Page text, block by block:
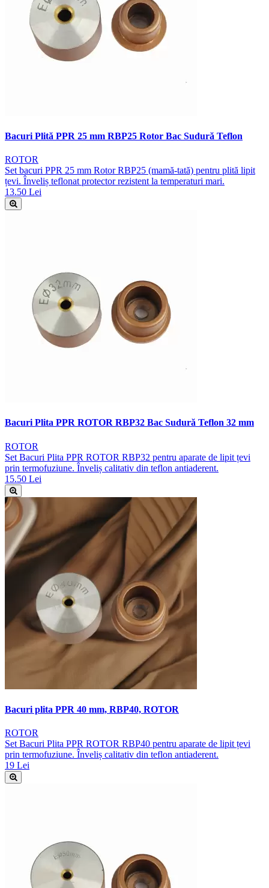
Bacuri Plită PPR 25 mm RBP25 Rotor Bac Sudură Teflon
ROTOR
Set bacuri PPR 25 mm Rotor RBP25 (mamă-tată) pentru plită lipit
țevi. Înveliș teflonat protector rezistent la temperaturi mari.
13.50 Lei
Bacuri Plita PPR ROTOR RBP32 Bac Sudură Teflon 32 mm
ROTOR
Set Bacuri Plita PPR ROTOR RBP32 pentru aparate de lipit țevi
prin termofuziune. Înveliș calitativ din teflon antiaderent.
15.50 Lei
Bacuri plita PPR 40 mm, RBP40, ROTOR
ROTOR
Set Bacuri Plita PPR ROTOR RBP40 pentru aparate de lipit țevi
prin termofuziune. Înveliș calitativ din teflon antiaderent.
19 Lei